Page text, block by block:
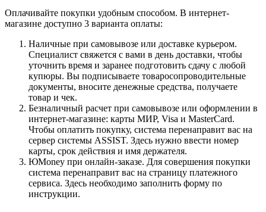
Оплачивайте покупки удобным способом. В интернет-
магазине доступно 3 варианта оплаты:
Наличные при самовывозе или доставке курьером.
Специалист свяжется с вами в день доставки, чтобы
уточнить время и заранее подготовить сдачу с любой
купюры. Вы подписываете товаросопроводительные
документы, вносите денежные средства, получаете
товар и чек.
Безналичный расчет при самовывозе или оформлении в
интернет-магазине: карты МИР, Visa и MasterCard.
Чтобы оплатить покупку, система перенаправит вас на
сервер системы ASSIST. Здесь нужно ввести номер
карты, срок действия и имя держателя.
ЮMoney при онлайн-заказе. Для совершения покупки
система перенаправит вас на страницу платежного
сервиса. Здесь необходимо заполнить форму по
инструкции.